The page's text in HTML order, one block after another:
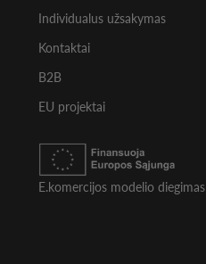
Individualus užsakymas
Kontaktai
B2B
EU projektai
E.komercijos modelio diegimas